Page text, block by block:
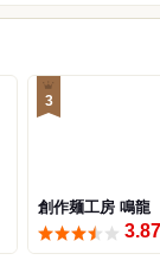
3
創作麺工房 鳴龍
3.87